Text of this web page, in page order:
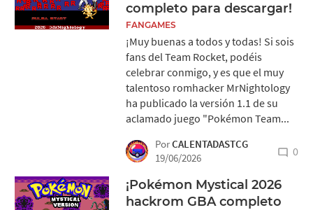
completo para descargar!
FANGAMES
¡Muy buenas a todos y todas! Si sois
fans del Team Rocket, podéis
celebrar conmigo, y es que el muy
talentoso romhacker MrNightology
ha publicado la versión 1.1 de su
aclamado juego "Pokémon Team...
PorCALENTADASTCG
19/06/2026
0
¡Pokémon Mystical 2026
hackrom GBA completo